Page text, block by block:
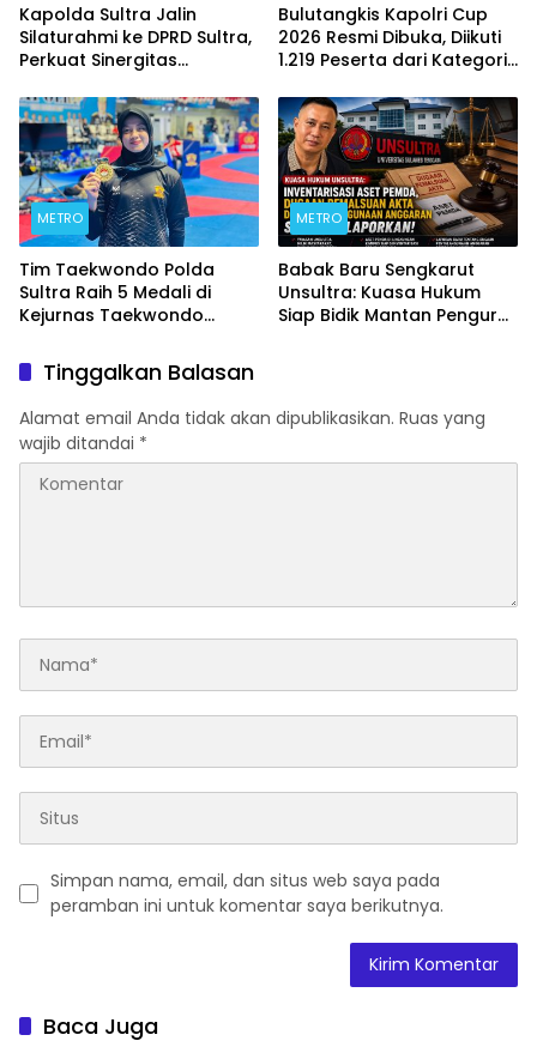
Kapolda Sultra Jalin
Silaturahmi ke DPRD Sultra,
Perkuat Sinergitas
Kemajuan Daerah
Bulutangkis Kapolri Cup
2026 Resmi Dibuka, Diikuti
1.219 Peserta dari Kategori
METRO
Tim Taekwondo Polda
Sultra Raih 5 Medali di
Kejurnas Taekwondo
METRO
Babak Baru Sengkarut
Unsultra: Kuasa Hukum
Siap Bidik Mantan Pengurus
Tinggalkan Balasan
Alamat email Anda tidak akan dipublikasikan. Ruas yang
wajib ditandai *
Simpan nama, email, dan situs web saya pada
peramban ini untuk komentar saya berikutnya.
Baca Juga